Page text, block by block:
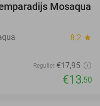
25%
Mosaqua
8.2 star
Regulier €17,95
€13,50